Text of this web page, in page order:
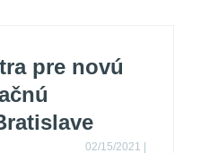
pre novú
02/15/2021